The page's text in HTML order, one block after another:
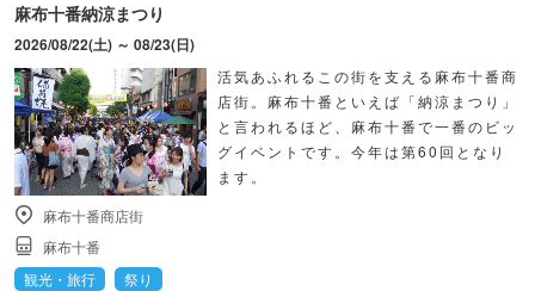
麻布十番納涼まつり
2026/08/22(土) ～ 08/23(日)
活気あふれるこの街を支える麻布十番商
店街。麻布十番といえば「納涼まつり」
と言われるほど、麻布十番で一番のビッ
グイベントです。今年は第60回となり
ます。
麻布十番商店街
麻布十番
観光・旅行
祭り